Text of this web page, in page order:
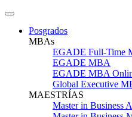
Posgrados
MBAs
EGADE Full-Time
EGADE MBA
EGADE MBA
Global Executive
MAESTRÍAS
Master in Business